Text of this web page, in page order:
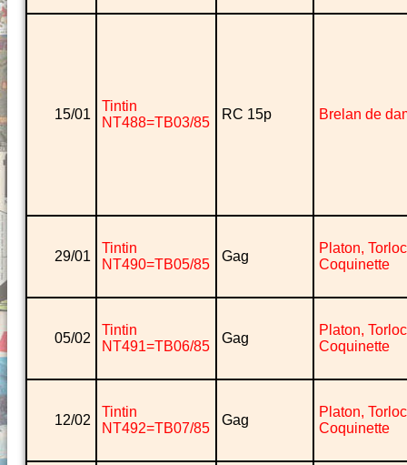
15/01
Tintin
NT488=TB03/85
RC 15p Brelan de
29/01
Tintin
NT490=TB05/85
Gag
Platon,
Coquinette
05/02
Tintin
NT491=TB06/85
Gag
Platon,
Coquinette
12/02
Tintin
NT492=TB07/85
Gag
Platon,
Coquinette